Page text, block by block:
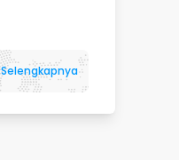
Selengkapnya